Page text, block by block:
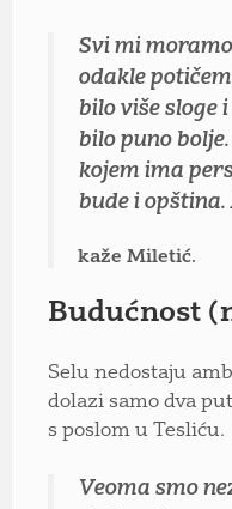
Svi mi
odakle
bilo više sloge
bilo puno
kojem ima
bude i
kaže Miletić.
Budućnost
Selu nedostaju
dolazi samo dva
s poslom u Tesliću.
Veoma smo